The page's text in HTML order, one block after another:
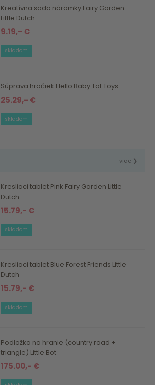
Kreatívna sada náramky Fairy Garden
Little Dutch
9.19,- €
skladom
Súprava hračiek Hello Baby Taf Toys
25.29,- €
skladom
viac ❯
Kresliaci tablet Pink Fairy Garden Little
Dutch
15.79,- €
skladom
Kresliaci tablet Blue Forest Friends Little
Dutch
15.79,- €
skladom
Podložka na hranie (country road +
triangle) Little Bot
175.00,- €